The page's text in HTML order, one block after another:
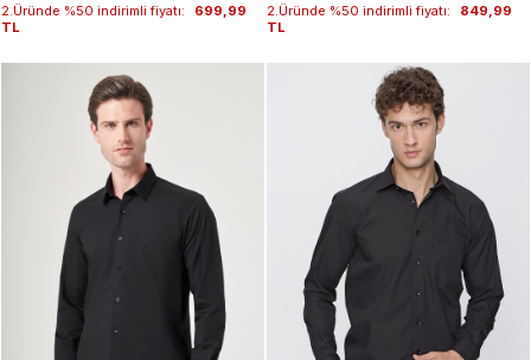
2.Üründe %50 indirimli fiyatı:
699,99
TL
2.Üründe %50 indirimli fiyatı:
849,99
TL